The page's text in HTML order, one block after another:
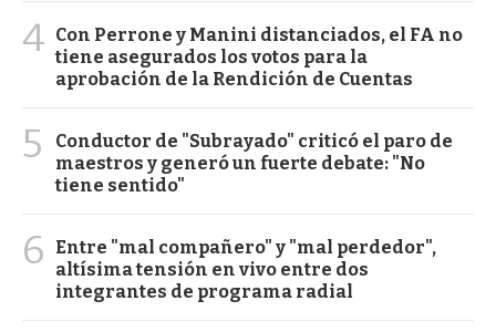
4 Con Perrone y Manini distanciados, el FA no
tiene asegurados los votos para la
aprobación de la Rendición de Cuentas
5
Conductor de "Subrayado" criticó el paro de
maestros y generó un fuerte debate: "No
tiene sentido"
6
Entre "mal compañero" y "mal perdedor",
altísima tensión en vivo entre dos
integrantes de programa radial